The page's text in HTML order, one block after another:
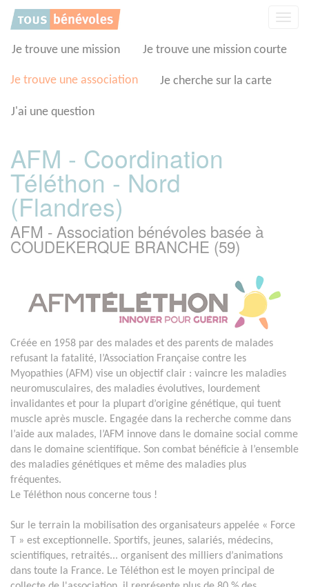
Je trouve une mission Je trouve une mission courte
Je trouve une association Je cherche sur la carte
J'ai une question
AFM - Coordination
Téléthon - Nord
(Flandres)
AFM - Association bénévoles basée à
COUDEKERQUE BRANCHE (59)
Créée en 1958 par des malades et des parents de malades
refusant la fatalité, l’Association Française contre les
Myopathies (AFM) vise un objectif clair : vaincre les maladies
neuromusculaires, des maladies évolutives, lourdement
invalidantes et pour la plupart d’origine génétique, qui tuent
muscle après muscle. Engagée dans la recherche comme dans
l’aide aux malades, l’AFM innove dans le domaine social comme
dans le domaine scientifique. Son combat bénéficie à l’ensemble
des maladies génétiques et même des maladies plus
fréquentes.
Le Téléthon nous concerne tous !
Sur le terrain la mobilisation des organisateurs appelée « Force
T » est exceptionnelle. Sportifs, jeunes, salariés, médecins,
scientifiques, retraités... organisent des milliers d’animations
dans toute la France. Le Téléthon est le moyen principal de
Panneau de gestion des cookies